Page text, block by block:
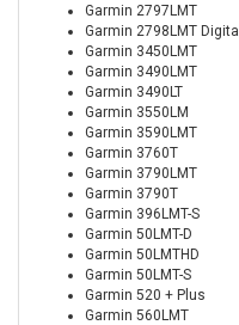
Garmin 2797LMT
Garmin 2798LMT Digital
Garmin 3450LMT
Garmin 3490LMT
Garmin 3490LT
Garmin 3550LM
Garmin 3590LMT
Garmin 3760T
Garmin 3790LMT
Garmin 3790T
Garmin 396LMT-S
Garmin 50LMT-D
Garmin 50LMTHD
Garmin 50LMT-S
Garmin 520 + Plus
Garmin 560LMT